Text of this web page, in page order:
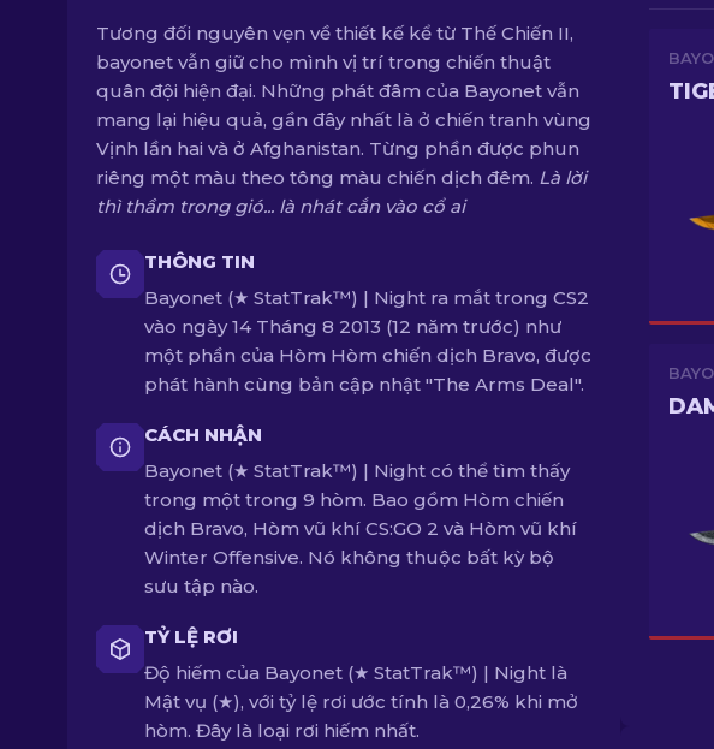
Tương đối nguyên vẹn về thiết kế kể từ Thế Chiến II,
bayonet vẫn giữ cho mình vị trí trong chiến thuật
quân đội hiện đại. Những phát đâm của Bayonet vẫn
mang lại hiệu quả, gần đây nhất là ở chiến tranh vùng
Vịnh lần hai và ở Afghanistan. Từng phần được phun
riêng một màu theo tông màu chiến dịch đêm. Là lời
thì thầm trong gió... là nhát cắn vào cổ ai
THÔNG TIN
Bayonet (★ StatTrak™) | Night ra mắt trong CS2
vào ngày 14 Tháng 8 2013 (12 năm trước) như
một phần của Hòm Hòm chiến dịch Bravo, được
phát hành cùng bản cập nhật "The Arms Deal".
CÁCH NHẬN
Bayonet (★ StatTrak™) | Night có thể tìm thấy
trong một trong 9 hòm. Bao gồm Hòm chiến
dịch Bravo, Hòm vũ khí CS:GO 2 và Hòm vũ khí
Winter Offensive. Nó không thuộc bất kỳ bộ
sưu tập nào.
TỶ LỆ RƠI
Độ hiếm của Bayonet (★ StatTrak™) | Night là
Mật vụ (★), với tỷ lệ rơi ước tính là 0,26% khi mở
hòm. Đây là loại rơi hiếm nhất.